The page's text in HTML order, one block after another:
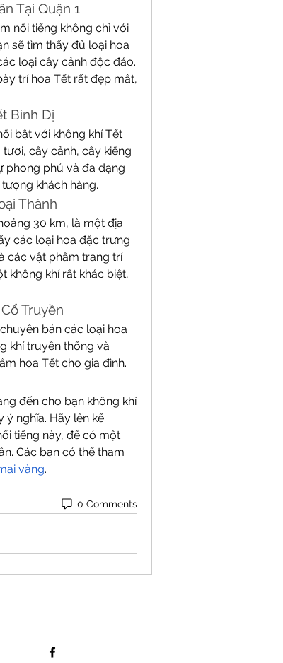
Tại Quận 1
nổi tiếng không chỉ với
sẽ tìm thấy đủ loại hoa
loại cây cảnh độc đáo.
trí hoa Tết rất đẹp mắt,
Bình Dị
bật với không khí Tết
cây cảnh, cây kiểng
phong phú và đa dạng
khách hàng.
Thành
30 km, là một địa
các loại hoa đặc trưng
các vật phẩm trang trí
không khí rất khác biệt,
Truyền
bán các loại hoa
khí truyền thống và
hoa Tết cho gia đình.
đến cho bạn không khí
nghĩa. Hãy lên kế
tiếng này, để có một
Các bạn có thể tham
vàng.
0 Comments